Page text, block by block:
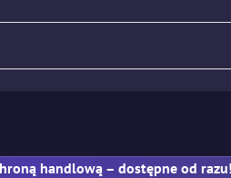
handlową – dostępne od razu!